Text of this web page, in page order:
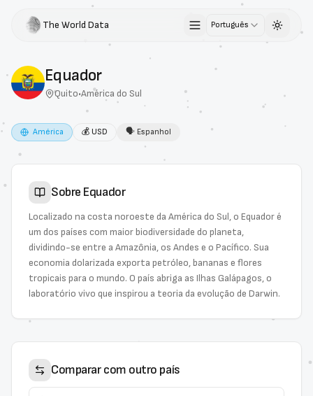
The World Data Português Toggle
Equador
Quito•América do Sul
América 💰 USD 🗣 Espanhol
Sobre Equador
Localizado na costa noroeste da América do Sul, o Equador é
um dos países com maior biodiversidade do planeta,
dividindo-se entre a Amazônia, os Andes e o Pacífico. Sua
economia dolarizada exporta petróleo, bananas e flores
tropicais para o mundo. O país abriga as Ilhas Galápagos, o
laboratório vivo que inspirou a teoria da evolução de Darwin.
Comparar com outro país